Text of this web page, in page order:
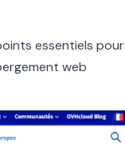
essentiels pour
web